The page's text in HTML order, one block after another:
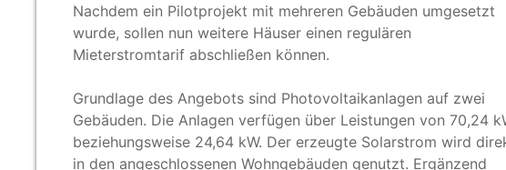
Nachdem ein Pilotprojekt mit mehreren Gebäuden umgesetzt
wurde, sollen nun weitere Häuser einen regulären
Mieterstromtarif abschließen können.
Grundlage des Angebots sind Photovoltaikanlagen auf zwei
Gebäuden. Die Anlagen verfügen über Leistungen von 70,24
beziehungsweise 24,64 kW. Der erzeugte Solarstrom wird
in den angeschlossenen Wohngebäuden genutzt. Ergänzend